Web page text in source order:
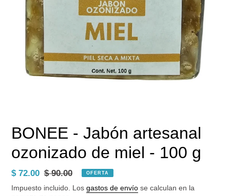
BONEE - Jabón artesanal
ozonizado de miel - 100 g
Precio
de
$ 72.00 Precio
habitual
$ 90.00 OFERTA
Impuesto incluido. Los gastos de envío se calculan en la